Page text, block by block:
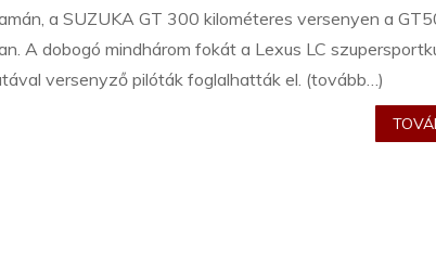
a SUZUKA GT 300 kilométeres versenyen a
A dobogó mindhárom fokát a Lexus LC
versenyző pilóták foglalhatták el. (tovább…)